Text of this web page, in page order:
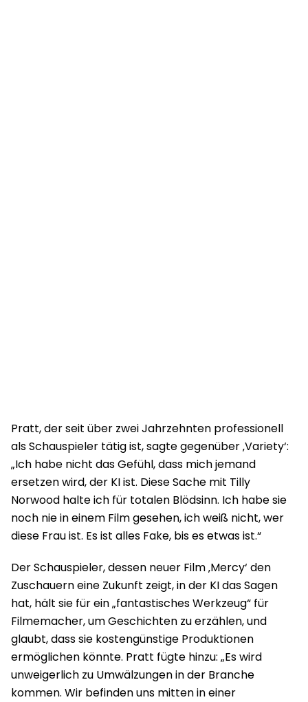
Pratt, der seit über zwei Jahrzehnten professionell
als Schauspieler tätig ist, sagte gegenüber ‚Variety‘:
„Ich habe nicht das Gefühl, dass mich jemand
ersetzen wird, der KI ist. Diese Sache mit Tilly
Norwood halte ich für totalen Blödsinn. Ich habe sie
noch nie in einem Film gesehen, ich weiß nicht, wer
diese Frau ist. Es ist alles Fake, bis es etwas ist.“
Der Schauspieler, dessen neuer Film ‚Mercy‘ den
Zuschauern eine Zukunft zeigt, in der KI das Sagen
hat, hält sie für ein „fantastisches Werkzeug“ für
Filmemacher, um Geschichten zu erzählen, und
glaubt, dass sie kostengünstige Produktionen
ermöglichen könnte. Pratt fügte hinzu: „Es wird
unweigerlich zu Umwälzungen in der Branche
kommen. Wir befinden uns mitten in einer